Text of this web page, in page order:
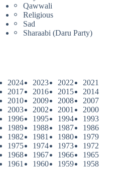
Qawwali
Religious
Sad
Sharaabi (Daru Party)
2024 2023 2022
2021
2017 2016 2015
2014
2010 2009 2008
2007
2003 2002 2001
2000
1996 1995 1994
1993
1989 1988 1987
1986
1982 1981 1980
1979
1975 1974 1973
1972
1968 1967 1966
1965
1961 1960 1959
1958